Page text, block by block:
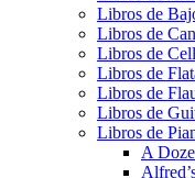
Libros de
Libros de
Libros de
Libros de
Libros de
Libros de
Libros de
A